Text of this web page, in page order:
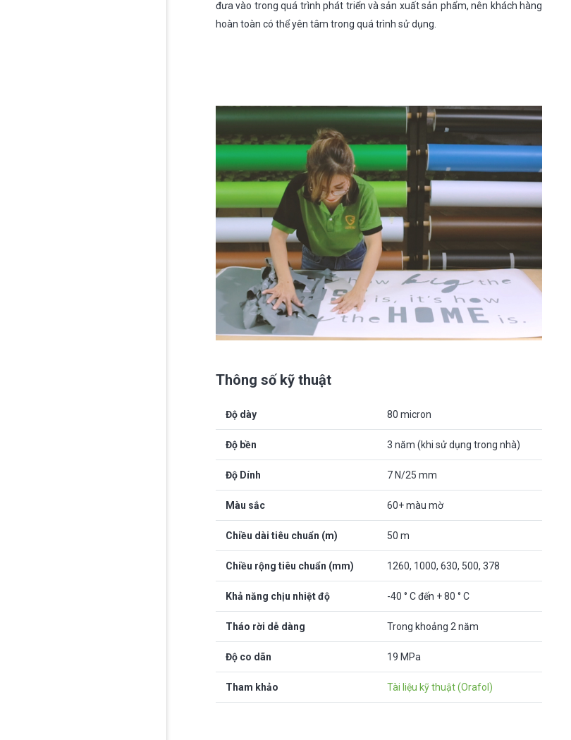
đưa vào trong quá trình phát triển và sản xuất sản phẩm, nên khách hàng
hoàn toàn có thể yên tâm trong quá trình sử dụng.
Thông số kỹ thuật
Độ dày 80 micron
Độ bền 3 năm (khi sử dụng trong nhà)
Độ Dính 7 N/25 mm
Màu sắc 60+ màu mờ
Chiều dài tiêu chuẩn (m) 50 m
Chiều rộng tiêu chuẩn (mm) 1260, 1000, 630, 500, 378
Khả năng chịu nhiệt độ -40 ° C đến + 80 ° C
Tháo rời dễ dàng Trong khoảng 2 năm
Độ co dãn 19 MPa
Tham khảo Tài liệu kỹ thuật (Orafol)